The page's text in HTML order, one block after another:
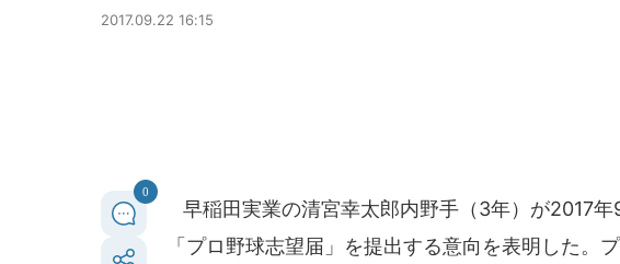
2017.09.22 16:15
0
早稲田実業の清宮幸太郎内野手（3年）が2017年
「プロ野球志望届」を提出する意向を表明した。